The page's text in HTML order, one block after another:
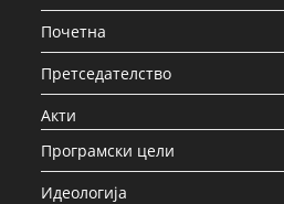
Почетна
Претседателство
Акти
Програмски цели
Идеологија